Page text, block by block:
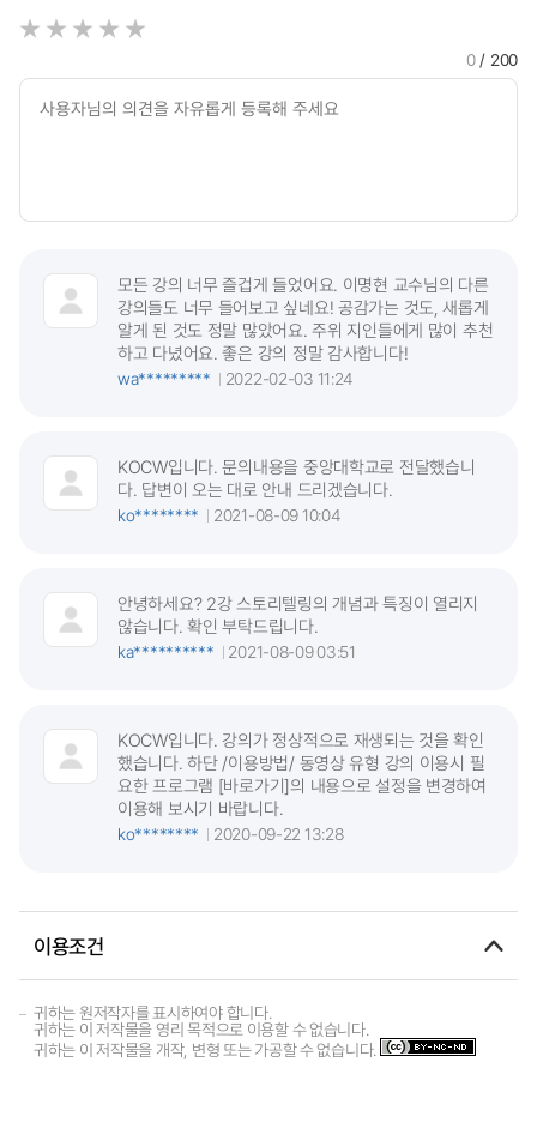
0/ 200
모든 강의 너무 즐겁게 들었어요. 이명현 교수님의 다른
강의들도 너무 들어보고 싶네요! 공감가는 것도, 새롭게
알게 된 것도 정말 많았어요. 주위 지인들에게 많이 추천
하고 다녔어요. 좋은 강의 정말 감사합니다!
wa*********
2022-02-03 11:24
KOCW입니다. 문의내용을 중앙대학교로 전달했습니
다. 답변이 오는 대로 안내 드리겠습니다.
ko********
2021-08-09 10:04
안녕하세요? 2강 스토리텔링의 개념과 특징이 열리지
않습니다. 확인 부탁드립니다.
ka**********
2021-08-09 03:51
KOCW입니다. 강의가 정상적으로 재생되는 것을 확인
했습니다. 하단 /이용방법/ 동영상 유형 강의 이용시 필
요한 프로그램 [바로가기]의 내용으로 설정을 변경하여
이용해 보시기 바랍니다.
ko********
2020-09-22 13:28
이용조건
귀하는 원저작자를 표시하여야 합니다.
귀하는 이 저작물을 영리 목적으로 이용할 수 없습니다.
귀하는 이 저작물을 개작, 변형 또는 가공할 수 없습니다.